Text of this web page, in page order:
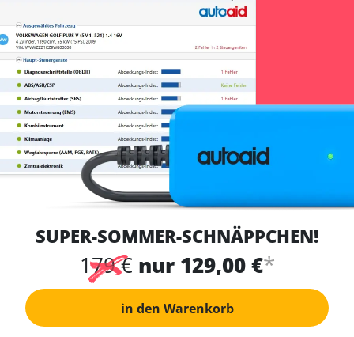
SUPER-SOMMER-SCHNÄPPCHEN!
179 € nur 129,00 €*
in den Warenkorb